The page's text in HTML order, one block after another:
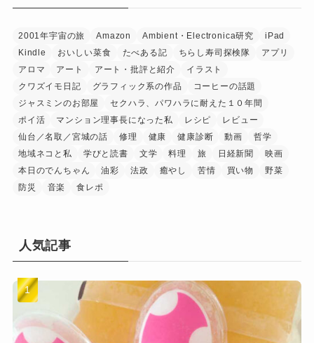
2001年宇宙の旅 Amazon Ambient・Electronica研究
iPad
Kindle
おいしい菜食 たべある記 ちらし寿司探検隊
アプリ
アロマ
アート アート・批評と紹介
イラスト
クワズイモ日記
グラフィック系の作品
コーヒーの話題
ジャスミンのお部屋
セクハラ、パワハラに耐えた１０年間
ポイ活
マンション理事長になった私 レシピ
レビュー
仙台／名取／宮城の話
修理 健康 健康診断 動画
哲学
地域ネコと私
学びと読書 文学 料理 旅 日経新聞
映画
本日のでんちゃん
油彩 法政 癒やし 苦情 買い物
野菜
防災
音楽 食レポ
人気記事